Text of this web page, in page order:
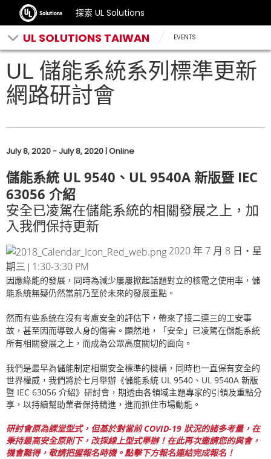
探索 UL Solutions
UL SOLUTIONS TAIWAN EVENTS
UL 儲能系統系列標準更新
網路研討會
July 8, 2020 - July 8, 2020 | Online
儲能系統 UL 9540 、 UL 9540A 新版暨 IEC
63056 介紹
安全已凌駕在儲能系統的相關發展之上，加
入我們保持更新
2020 年 7 月 8 日‧星
期三 | 1:30-3:30 PM
因應綠能的發展，同時為減少屢屢掀起話題對立的核電之使用率，儲
能系統無疑仍然當前乃至於未來的發展重點。
然而有些系統在沒有考慮安全的評估下，帶來了接二連三的工安事
故，甚至因而導致人身的傷害。顯然地，「安全」已凌駕在儲能系統
所有相關發展之上，而成為公眾高度關切的面向。
我們是最早為儲能制定相關安全標準的機構，同時也一直保有安全的
世界權威，我們將於七月舉辦《儲能系統 UL 9540 、 UL 9540A 新版
暨 IEC 63056 介紹》研討會，期透由各領域主題專家的引領及重點分
享，以持續幫助業者保持精進，進而抓住市場動能。
研討會原為課堂型式，但基於對當前COVID-19 狀況的諸多考量，在
秉持最高安全原則下，改採線上型式舉辦！在此再次邀請您的與會，
機會難得，敬請把握報名時機。點擊下方報名連結完成報名！